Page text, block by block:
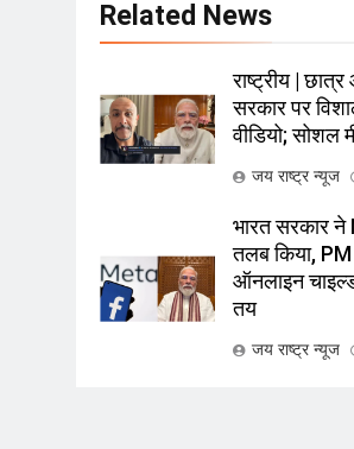
Related News
राष्ट्रीय |
सरकार पर
वीडियो; सोशल
जय राष्ट्र न्यूज
भारत सरकार ने
तलब किया, PM
ऑनलाइन
तय
जय राष्ट्र न्यूज